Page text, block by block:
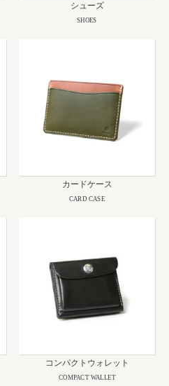
シューズ
SHOES
カードケース
CARD CASE
コンパクトウォレット
COMPACT WALLET